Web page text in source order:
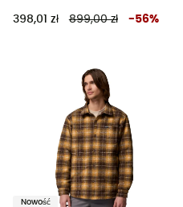
398,01 zł 899,00 zł -56%
Nowość